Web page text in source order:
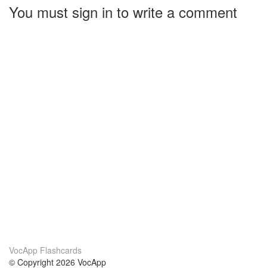
You must sign in to write a comment
VocApp Flashcards
© Copyright 2026 VocApp